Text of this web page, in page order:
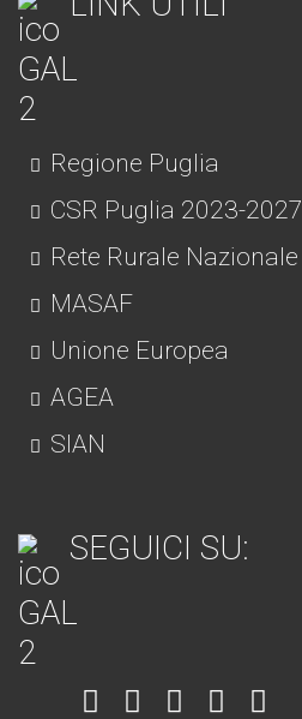
Regione Puglia
CSR Puglia 2023-2027
Rete Rurale Nazionale
MASAF
Unione Europea
AGEA
SIAN
SEGUICI SU:
Item Item Item Item